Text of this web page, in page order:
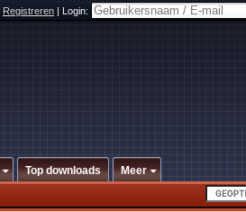
Registreren|Login:
Top downloads Meer